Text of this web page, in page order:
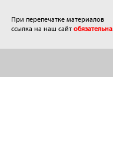
При перепечатке материалов
ссылка на наш сайт обязательна.